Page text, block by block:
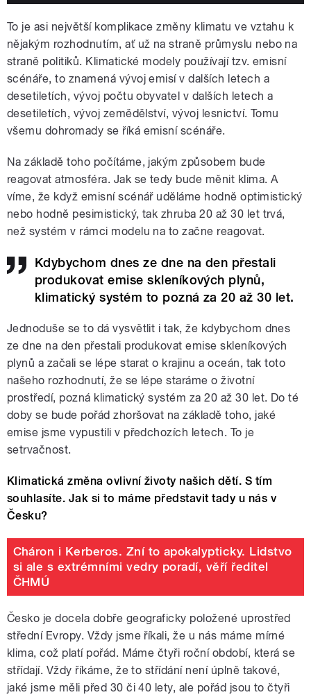
To je asi největší komplikace změny klimatu ve vztahu k
nějakým rozhodnutím, ať už na straně průmyslu nebo na
straně politiků. Klimatické modely používají tzv. emisní
scénáře, to znamená vývoj emisí v dalších letech a
desetiletích, vývoj počtu obyvatel v dalších letech a
desetiletích, vývoj zemědělství, vývoj lesnictví. Tomu
všemu dohromady se říká emisní scénáře.
Na základě toho počítáme, jakým způsobem bude
reagovat atmosféra. Jak se tedy bude měnit klima. A
víme, že když emisní scénář uděláme hodně optimistický
nebo hodně pesimistický, tak zhruba 20 až 30 let trvá,
než systém v rámci modelu na to začne reagovat.
Kdybychom dnes ze dne na den přestali
produkovat emise skleníkových plynů,
klimatický systém to pozná za 20 až 30 let.
Jednoduše se to dá vysvětlit i tak, že kdybychom dnes
ze dne na den přestali produkovat emise skleníkových
plynů a začali se lépe starat o krajinu a oceán, tak toto
našeho rozhodnutí, že se lépe staráme o životní
prostředí, pozná klimatický systém za 20 až 30 let. Do té
doby se bude pořád zhoršovat na základě toho, jaké
emise jsme vypustili v předchozích letech. To je
setrvačnost.
Klimatická změna ovlivní životy našich dětí. S tím
souhlasíte. Jak si to máme představit tady u nás v
Česku?
Cháron i Kerberos. Zní to apokalypticky. Lidstvo
si ale s extrémními vedry poradí, věří ředitel
ČHMÚ
Česko je docela dobře geograficky položené uprostřed
střední Evropy. Vždy jsme říkali, že u nás máme mírné
klima, což platí pořád. Máme čtyři roční období, která se
střídají. Vždy říkáme, že to střídání není úplně takové,
jaké jsme měli před 30 či 40 lety, ale pořád jsou to čtyři